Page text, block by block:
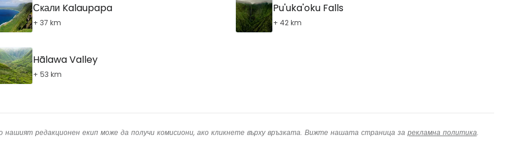
Скали Kalaupapa
+ 37 km
Pu'uka'oku Falls
+ 42 km
Hālawa Valley
+ 53 km
редакционен екип може да получи комисиони, ако кликнете върху връзката. Вижте нашата страница за рекламна политика.